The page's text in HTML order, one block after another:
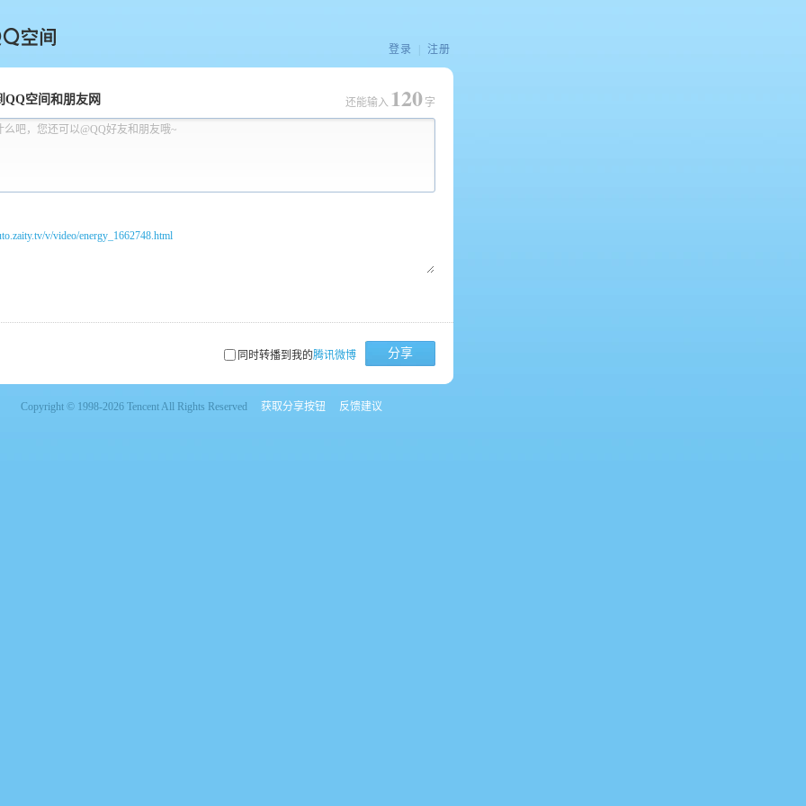
间
登录 注册
QQ空间和朋友网
么吧，您还可以@QQ好友和朋友哦~
还能输入 120 字
v/video/energy_1662748.html
同时转播到我的腾讯微博 分享
Copyright © 1998-2026 Tencent All Rights Reserved 获取分享按钮 反馈建议